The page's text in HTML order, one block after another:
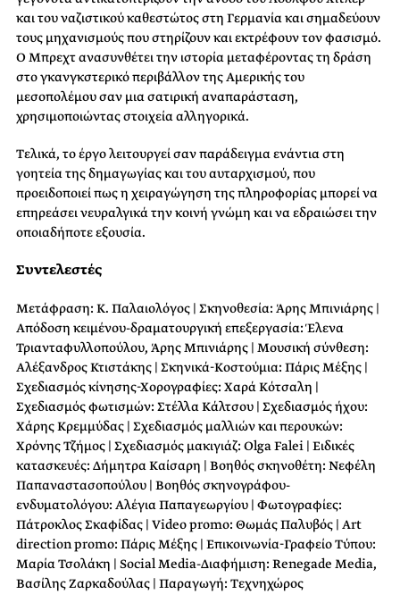
και του ναζιστικού καθεστώτος στη Γερμανία και σημαδεύουν
τους μηχανισμούς που στηρίζουν και εκτρέφουν τον φασισμό.
Ο Μπρεχτ ανασυνθέτει την ιστορία μεταφέροντας τη δράση
στο γκανγκστερικό περιβάλλον της Αμερικής του
μεσοπολέμου σαν μια σατιρική αναπαράσταση,
χρησιμοποιώντας στοιχεία αλληγορικά.
Τελικά, το έργο λειτουργεί σαν παράδειγμα ενάντια στη
γοητεία της δημαγωγίας και του αυταρχισμού, που
προειδοποιεί πως η χειραγώγηση της πληροφορίας μπορεί να
επηρεάσει νευραλγικά την κοινή γνώμη και να εδραιώσει την
οποιαδήποτε εξουσία.
Συντελεστές
Μετάφραση: Κ. Παλαιολόγος | Σκηνοθεσία: Άρης Μπινιάρης |
Απόδοση κειμένου-δραματουργική επεξεργασία: Έλενα
Τριανταφυλλοπούλου, Άρης Μπινιάρης | Μουσική σύνθεση:
Αλέξανδρος Κτιστάκης | Σκηνικά-Κοστούμια: Πάρις Μέξης |
Σχεδιασμός κίνησης-Χορογραφίες: Χαρά Κότσαλη |
Σχεδιασμός φωτισμών: Στέλλα Κάλτσου | Σχεδιασμός ήχου:
Χάρης Κρεμμύδας | Σχεδιασμός μαλλιών και περουκών:
Χρόνης Τζήμος | Σχεδιασμός μακιγιάζ: Olga Falei | Ειδικές
κατασκευές: Δήμητρα Καίσαρη | Βοηθός σκηνοθέτη: Νεφέλη
Παπαναστασοπούλου | Βοηθός σκηνογράφου-
ενδυματολόγου: Αλέγια Παπαγεωργίου | Φωτογραφίες:
Πάτροκλος Σκαφίδας | Video promo: Θωμάς Παλυβός | Art
direction promo: Πάρις Μέξης | Επικοινωνία-Γραφείο Τύπου:
Μαρία Τσολάκη | Social Media-Διαφήμιση: Renegade Media,
Βασίλης Ζαρκαδούλας | Παραγωγή: Τεχνηχώρος